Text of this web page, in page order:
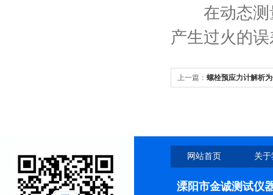
在动态测量
产生过火的
上一篇： 螺栓预应力计解析
网站首页 关
溧阳市金诚测试仪